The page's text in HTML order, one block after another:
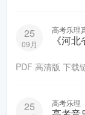
25
09月
高考乐理
《河
PDF 高清版 下载
25 高考乐理